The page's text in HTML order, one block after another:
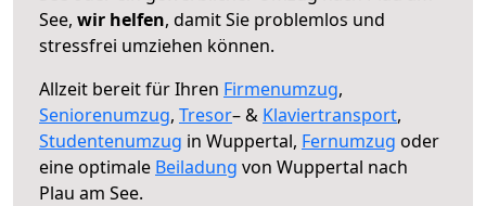
See, wir helfen, damit Sie problemlos und
stressfrei umziehen können.
Allzeit bereit für Ihren Firmenumzug,
Seniorenumzug, Tresor– & Klaviertransport,
Studentenumzug in Wuppertal, Fernumzug oder
eine optimale Beiladung von Wuppertal nach
Plau am See.